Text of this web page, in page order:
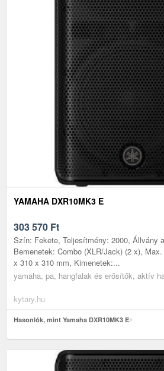
YAMAHA DXR10MK3 E
303 570 Ft
Szín: Fekete, Teljesítmény: 2000, Állvány
Bemenetek: Combo (XLR/Jack) (2 x),
x 310 x 310 mm, Kimenetek:...
yamaha, pa, hangfalak és erősítők, aktív
kytary.hu
Hasonlók, mint Yamaha DXR10MK3 E